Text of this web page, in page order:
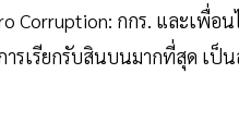
Corruption: กกร. และเพื่อ
ารเรียกรับสินบนมากที่สุด เ